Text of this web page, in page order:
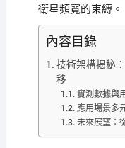
衛星頻寬的束縛。
內容目錄
技術架構揭秘
移
實測數據與
應用場景多
未來展望：